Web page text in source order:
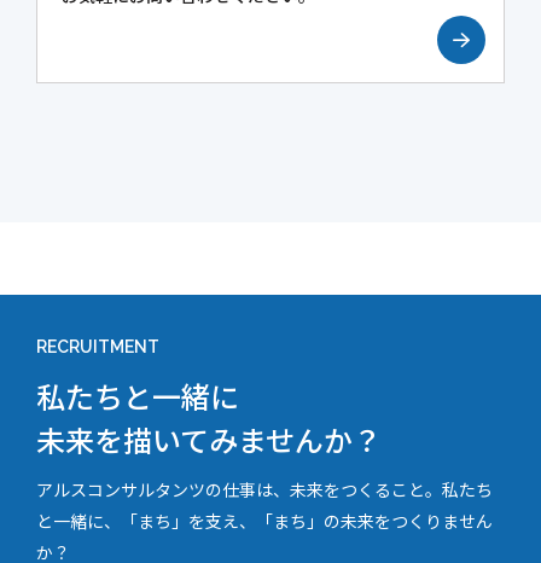
RECRUITMENT
私たちと一緒に
未来を描いてみませんか？
アルスコンサルタンツの仕事は、未来をつくること。私たち
と一緒に、「まち」を支え、「まち」の未来をつくりません
か？